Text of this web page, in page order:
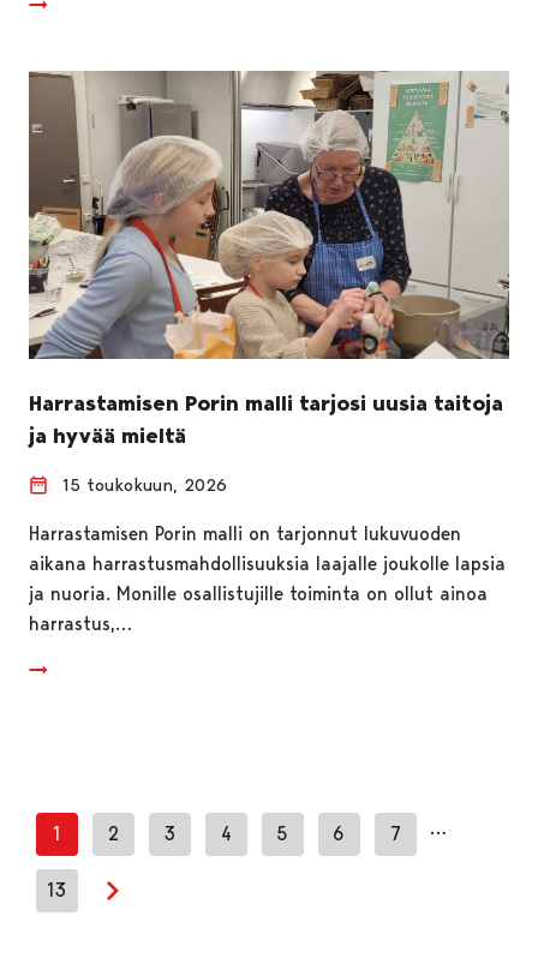
Harrastamisen Porin malli tarjosi uusia taitoja
ja hyvää mieltä
15 toukokuun, 2026
Harrastamisen Porin malli on tarjonnut lukuvuoden
aikana harrastusmahdollisuuksia laajalle joukolle lapsia
ja nuoria. Monille osallistujille toiminta on ollut ainoa
harrastus,…
1 2 3 4 5 6 7 …
13